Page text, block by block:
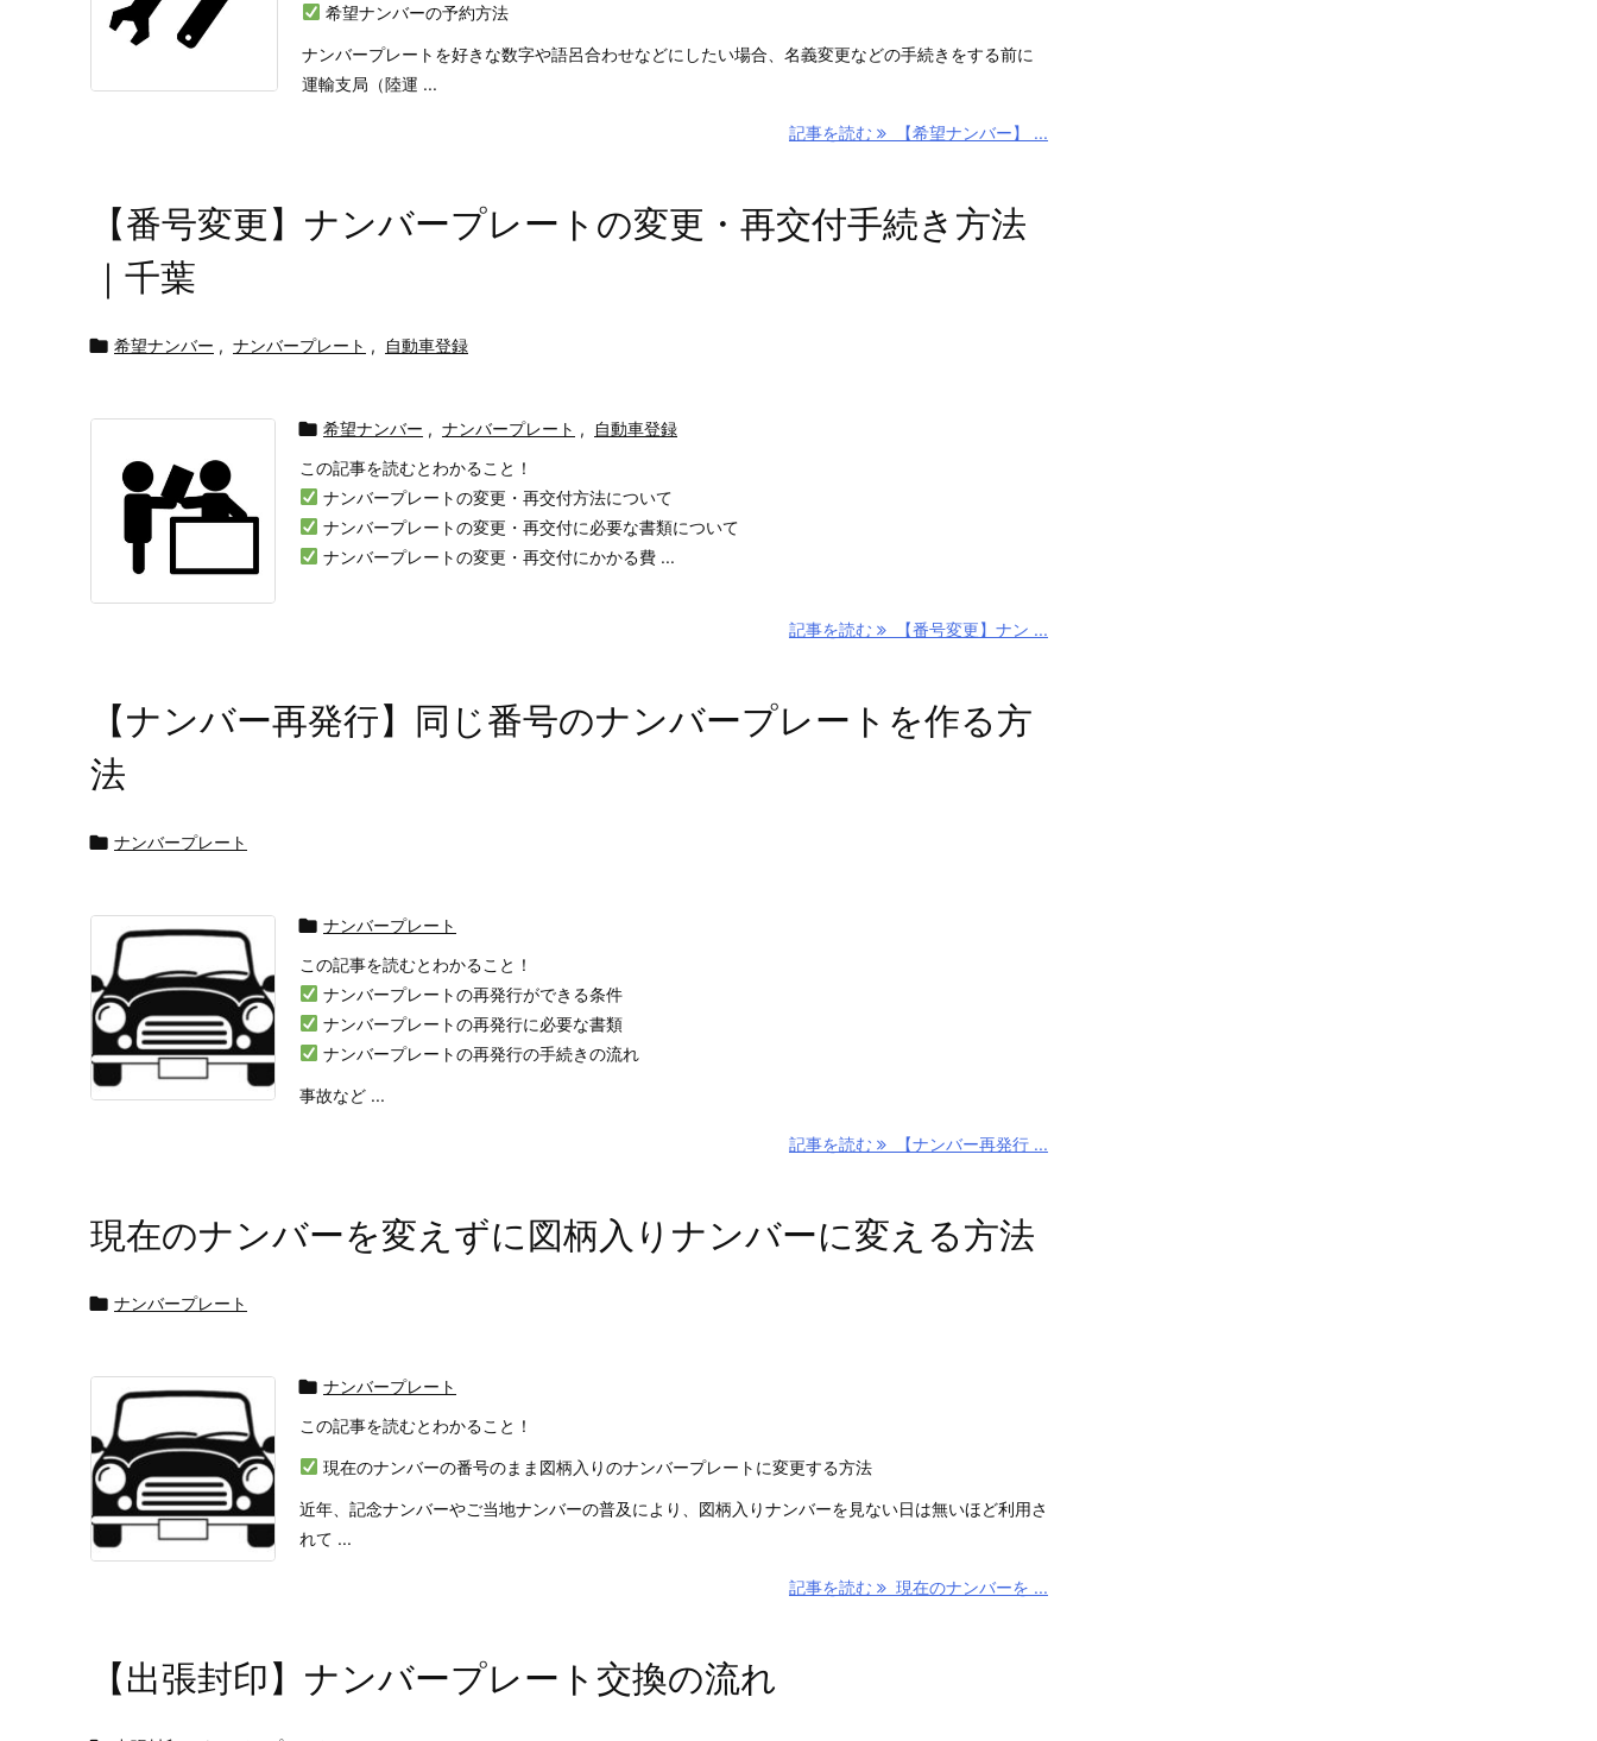
希望ナンバーの予約方法
ナンバープレートを好きな数字や語呂合わせなどにしたい場合、名義変更などの手続きをする前に
運輸支局（陸運 ...
記事を読む 【希望ナンバー】 ...
【番号変更】ナンバープレートの変更・再交付手続き方法
｜千葉
 希望ナンバー , ナンバープレート , 自動車登録
 希望ナンバー , ナンバープレート ,
自動車登録
この記事を読むとわかること！
ナンバープレートの変更・再交付方法について
ナンバープレートの変更・再交付に必要な書類について
ナンバープレートの変更・再交付にかかる費 ...
記事を読む 【番号変更】ナン ...
【ナンバー再発行】同じ番号のナンバープレートを作る方
法
 ナンバープレート
 ナンバープレート
この記事を読むとわかること！
ナンバープレートの再発行ができる条件
ナンバープレートの再発行に必要な書類
ナンバープレートの再発行の手続きの流れ
事故など ...
記事を読む 【ナンバー再発行 ...
現在のナンバーを変えずに図柄入りナンバーに変える方法
 ナンバープレート
 ナンバープレート
この記事を読むとわかること！
現在のナンバーの番号のまま図柄入りのナンバープレートに変更する方法
近年、記念ナンバーやご当地ナンバーの普及により、図柄入りナンバーを見ない日は無いほど利用さ
れて ...
記事を読む 現在のナンバーを ...
【出張封印】ナンバープレート交換の流れ